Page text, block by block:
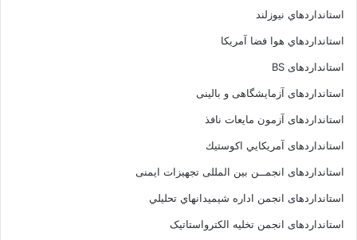
استانداردهاي نيوزلند
استانداردهاي هوا فضا آمريکا
استانداردهای BS
استانداردهای آزمایشگاهی و بالینی
استانداردهای آزمون مایعات نافذ
استانداردهای آمريكايي اكوستيك
استانداردهای انجمــن بين المللى تجهيزات ايمنى
استانداردهای انجمن اداره شيميدانهاي تحليلي
استانداردهای انجمن تخليه الکترواستاتيک